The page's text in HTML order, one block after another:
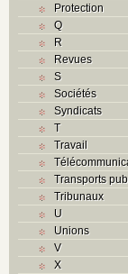
Protection
Q
R
Revues
S
Sociétés
Syndicats
T
Travail
Transports
Tribunaux
U
Unions
V
X